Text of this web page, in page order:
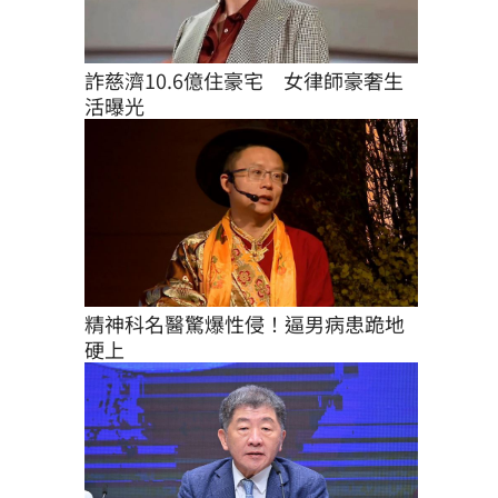
詐慈濟10.6億住豪宅　女律師豪奢生
活曝光
精神科名醫驚爆性侵！逼男病患跪地
硬上